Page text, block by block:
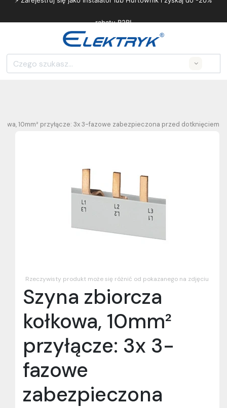
rabatu B2B!
10mm² przyłącze: 3x 3-fazowe zabezpieczona przed dotknięciem
Rzeczywisty produkt może się różnić od pokazanego na zdjęciu
Szyna zbiorcza
kołkowa, 10mm²
przyłącze: 3x 3-
fazowe
zabezpieczona